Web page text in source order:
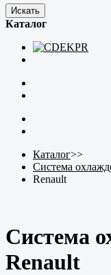
Каталог
Каталог>>
Система
Renault
Система
Renault